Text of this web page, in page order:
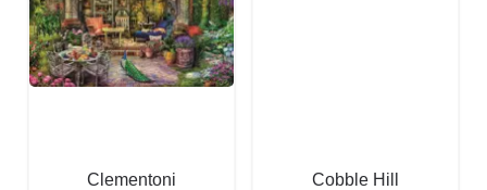
Clementoni
Cobble Hill